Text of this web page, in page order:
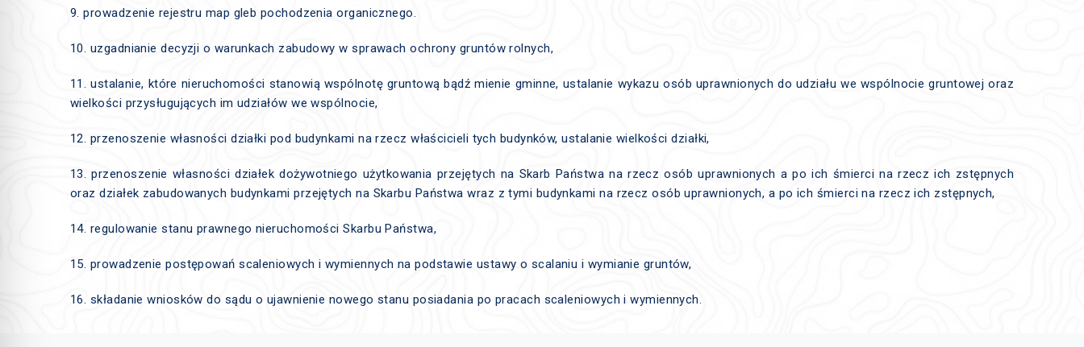
9. prowadzenie rejestru map gleb pochodzenia organicznego.
10. uzgadnianie decyzji o warunkach zabudowy w sprawach ochrony gruntów rolnych,
11. ustalanie, które nieruchomości stanowią wspólnotę gruntową bądź mienie gminne, ustalanie wykazu osób uprawnionych do udziału we wspólnocie gruntowej oraz
wielkości przysługujących im udziałów we wspólnocie,
12. przenoszenie własności działki pod budynkami na rzecz właścicieli tych budynków, ustalanie wielkości działki,
13. przenoszenie własności działek dożywotniego użytkowania przejętych na Skarb Państwa na rzecz osób uprawnionych a po ich śmierci na rzecz ich zstępnych
oraz działek zabudowanych budynkami przejętych na Skarbu Państwa wraz z tymi budynkami na rzecz osób uprawnionych, a po ich śmierci na rzecz ich zstępnych,
14. regulowanie stanu prawnego nieruchomości Skarbu Państwa,
15. prowadzenie postępowań scaleniowych i wymiennych na podstawie ustawy o scalaniu i wymianie gruntów,
16. składanie wniosków do sądu o ujawnienie nowego stanu posiadania po pracach scaleniowych i wymiennych.